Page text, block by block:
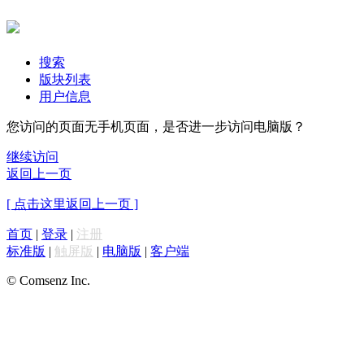
搜索
版块列表
用户信息
您访问的页面无手机页面，是否进一步访问电脑版？
继续访问
返回上一页
[ 点击这里返回上一页 ]
首页 | 登录 | 注册
标准版 | 触屏版 | 电脑版 | 客户端
© Comsenz Inc.